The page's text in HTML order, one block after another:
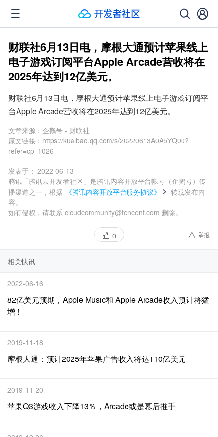
财联社6月13日电，摩根大通预计苹果线上
电子游戏订阅平台Apple Arcade营收将在
2025年达到12亿美元。
财联社6月13日电，摩根大通预计苹果线上电子游戏订阅平
台Apple Arcade营收将在2025年达到12亿美元。
文章来源： 企鹅号 - 财联社
原文链接： https://kuaibao.qq.com/s/20220613A0A5YQ00?
refer=cp_1026
发表于： 2022-06-13
腾讯「腾讯云开发者社区」是腾讯内容开放平台帐号（企鹅号）传
播渠道之一，根据
《腾讯内容开放平台服务协议》
转载发布内
容。
如有侵权，请联系 cloudcommunity@tencent.com 删除。
0 举报
相关快讯
2022-06-16
82亿美元预期，Apple Music和 Apple Arcade收入预计将猛
增！
2019-11-18
摩根大通：预计2025年苹果广告收入将达110亿美元
2019-11-20
苹果Q3游戏收入下降13％，Arcade或是幕后推手